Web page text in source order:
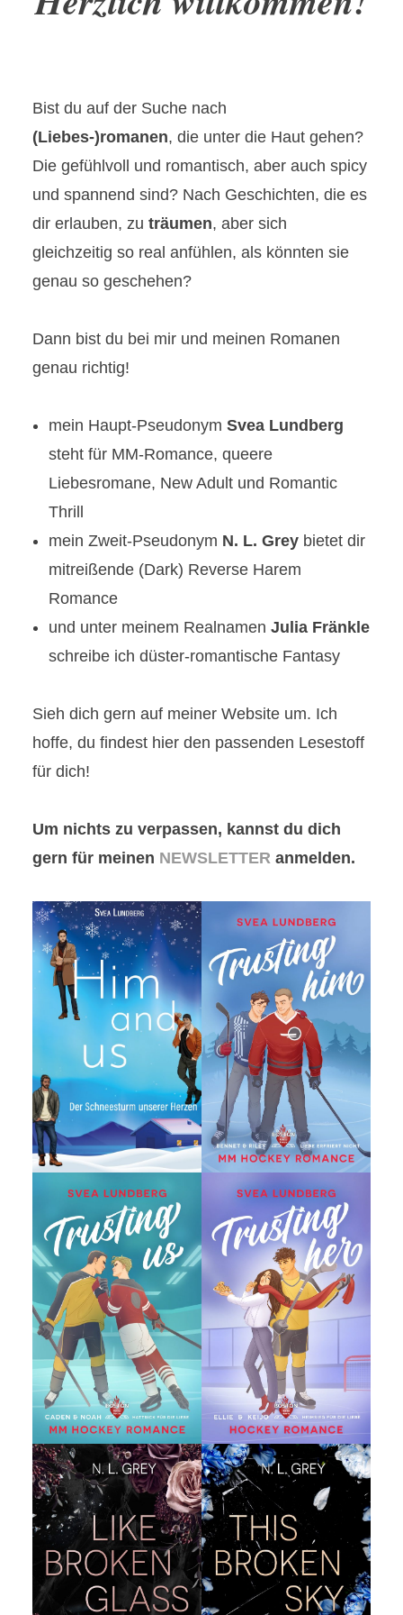
Bist du auf der Suche nach
(Liebes-)romanen, die unter die Haut gehen?
Die gefühlvoll und romantisch, aber auch spicy
und spannend sind? Nach Geschichten, die es
dir erlauben, zu träumen, aber sich
gleichzeitig so real anfühlen, als könnten sie
genau so geschehen?
Dann bist du bei mir und meinen Romanen
genau richtig!
mein Haupt-Pseudonym Svea Lundberg
steht für MM-Romance, queere
Liebesromane, New Adult und Romantic
Thrill
mein Zweit-Pseudonym N. L. Grey bietet dir
mitreißende (Dark) Reverse Harem
Romance
und unter meinem Realnamen Julia Fränkle
schreibe ich düster-romantische Fantasy
Sieh dich gern auf meiner Website um. Ich
hoffe, du findest hier den passenden Lesestoff
für dich!
Um nichts zu verpassen, kannst du dich
gern für meinen NEWSLETTER anmelden.